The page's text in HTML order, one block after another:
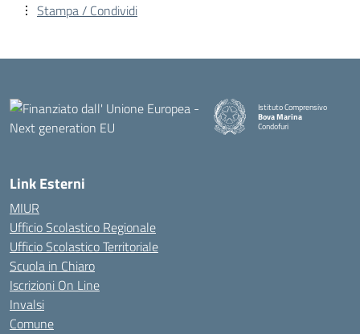
Stampa / Condividi
Istituto Comprensivo
Bova Marina
Condofuri
Link Esterni
MIUR
Ufficio Scolastico Regionale
Ufficio Scolastico Territoriale
Scuola in Chiaro
Iscrizioni On Line
Invalsi
Comune